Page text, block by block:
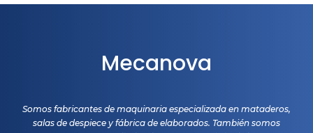
Mecanova
Somos fabricantes de maquinaria especializada en mataderos,
salas de despiece y fábrica de elaborados. También somos